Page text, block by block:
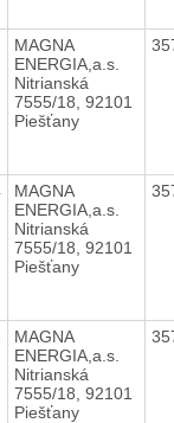
MAGNA
ENERGIA,a.s.
Nitrianská
7555/18, 92101
Piešťany
MAGNA
ENERGIA,a.s.
Nitrianská
7555/18, 92101
Piešťany
MAGNA
ENERGIA,a.s.
Nitrianská
7555/18, 92101
Piešťany